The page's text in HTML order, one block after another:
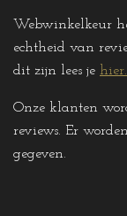
Webwinkelkeur
echtheid van
dit zijn lees je hier.
Onze klanten
reviews. Er
gegeven.